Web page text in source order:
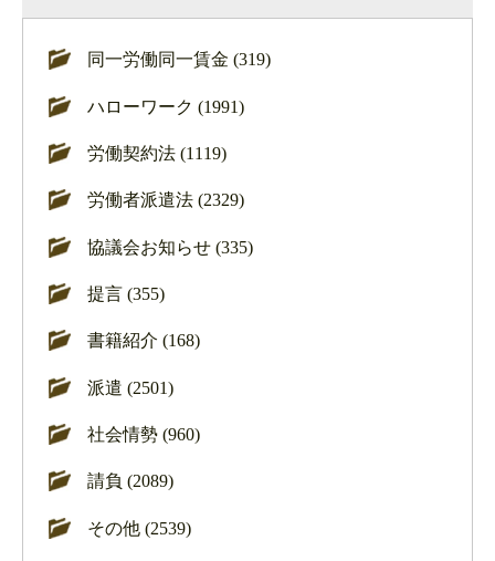
同一労働同一賃金 (319)
ハローワーク (1991)
労働契約法 (1119)
労働者派遣法 (2329)
協議会お知らせ (335)
提言 (355)
書籍紹介 (168)
派遣 (2501)
社会情勢 (960)
請負 (2089)
その他 (2539)